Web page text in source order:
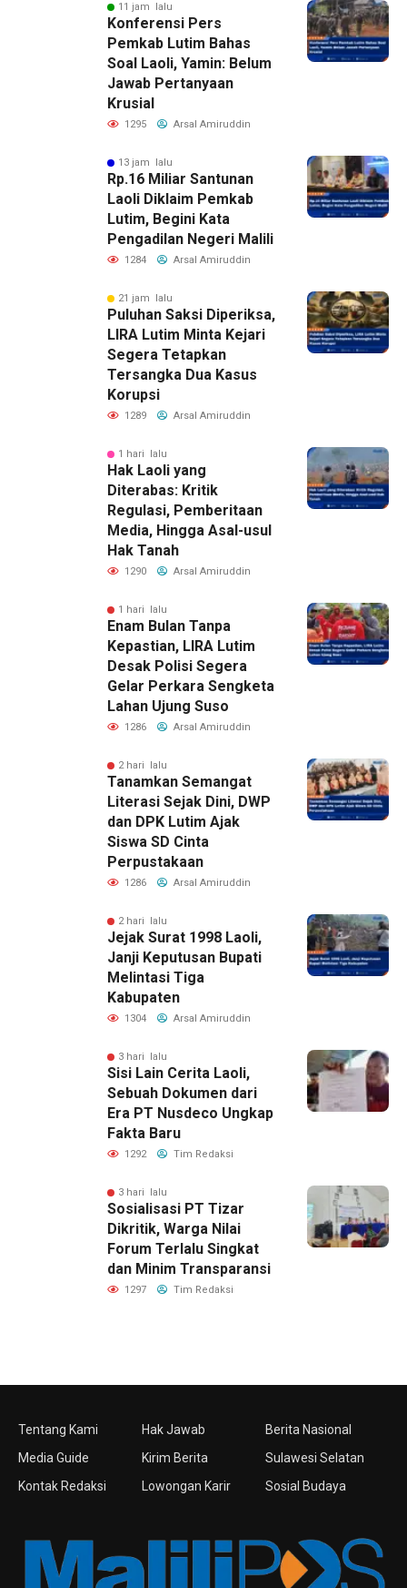
11 jam lalu
Konferensi Pers
Pemkab Lutim Bahas
Soal Laoli, Yamin: Belum
Jawab Pertanyaan
Krusial
1295 Arsal Amiruddin
13 jam lalu
Rp.16 Miliar Santunan
Laoli Diklaim Pemkab
Lutim, Begini Kata
Pengadilan Negeri Malili
1284 Arsal Amiruddin
21 jam lalu
Puluhan Saksi Diperiksa,
LIRA Lutim Minta Kejari
Segera Tetapkan
Tersangka Dua Kasus
Korupsi
1289 Arsal Amiruddin
1 hari lalu
Hak Laoli yang
Diterabas: Kritik
Regulasi, Pemberitaan
Media, Hingga Asal-usul
Hak Tanah
1290 Arsal Amiruddin
1 hari lalu
Enam Bulan Tanpa
Kepastian, LIRA Lutim
Desak Polisi Segera
Gelar Perkara Sengketa
Lahan Ujung Suso
1286 Arsal Amiruddin
2 hari lalu
Tanamkan Semangat
Literasi Sejak Dini, DWP
dan DPK Lutim Ajak
Siswa SD Cinta
Perpustakaan
1286 Arsal Amiruddin
2 hari lalu
Jejak Surat 1998 Laoli,
Janji Keputusan Bupati
Melintasi Tiga
Kabupaten
1304 Arsal Amiruddin
3 hari lalu
Sisi Lain Cerita Laoli,
Sebuah Dokumen dari
Era PT Nusdeco Ungkap
Fakta Baru
1292 Tim Redaksi
3 hari lalu
Sosialisasi PT Tizar
Dikritik, Warga Nilai
Forum Terlalu Singkat
dan Minim Transparansi
1297 Tim Redaksi
Tentang Kami
Media Guide
Kontak Redaksi
Hak Jawab
Kirim Berita
Lowongan Karir
Berita Nasional
Sulawesi Selatan
Sosial Budaya